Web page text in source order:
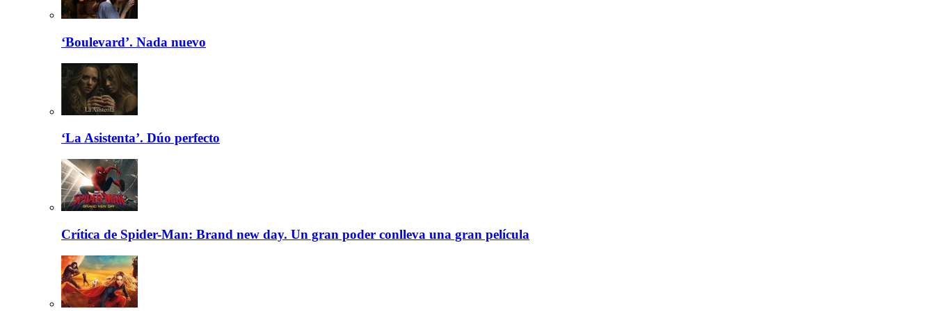
‘Boulevard’. Nada nuevo
‘La Asistenta’. Dúo perfecto
Crítica de Spider-Man: Brand new day. Un gran poder conlleva una gran película